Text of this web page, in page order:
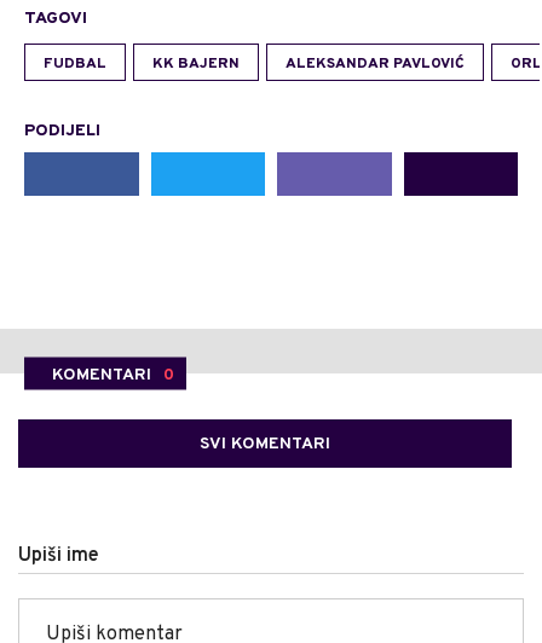
TAGOVI
FUDBAL KK BAJERN ALEKSANDAR PAVLOVIĆ
PODIJELI
KOMENTARI 0
SVI KOMENTARI
Upiši ime